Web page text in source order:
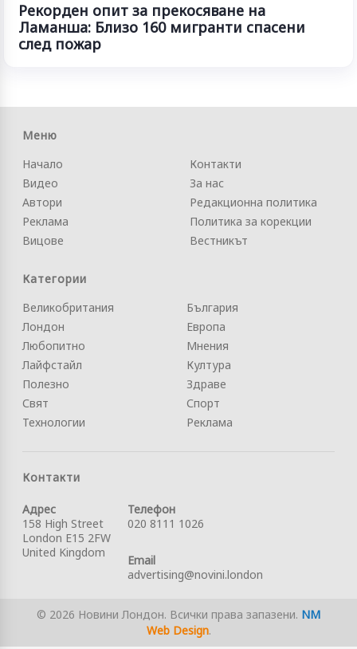
Рекорден опит за прекосяване на
Ламанша: Близо 160 мигранти спасени
след пожар
Меню
Начало
Видео
Автори
Реклама
Вицове
Контакти
За нас
Редакционна политика
Политика за корекции
Вестникът
Категории
Великобритания
Лондон
Любопитно
Лайфстайл
Полезно
Свят
Технологии
България
Европа
Мнения
Култура
Здраве
Спорт
Реклама
Контакти
Адрес
158 High Street
London E15 2FW
United Kingdom
Телефон
020 8111 1026
Email
advertising@novini.london
© 2026 Новини Лондон. Всички права запазени. NM
Web Design.